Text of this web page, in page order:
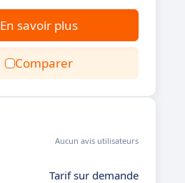
En savoir plus
Comparer
Aucun avis utilisateurs
Tarif sur demande